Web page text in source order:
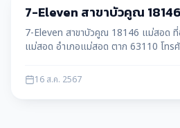
บริษัท
7-Eleven สาขาบัวคูณ
7-Eleven สาขาบัวคูณ 18146 แม่สอด
แม่สอด อำเภอแม่สอด ตาก 63110 โท
16 ส.ค. 2567